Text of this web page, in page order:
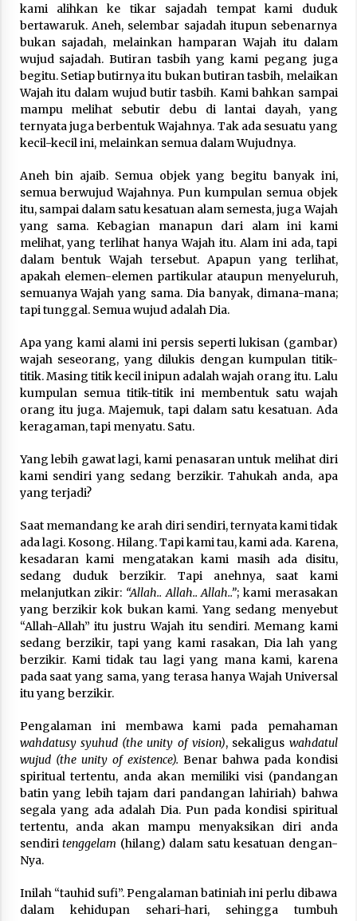
kami alihkan ke tikar sajadah tempat kami duduk
bertawaruk. Aneh, selembar sajadah itupun sebenarnya
bukan sajadah, melainkan hamparan Wajah itu dalam
wujud sajadah. Butiran tasbih yang kami pegang juga
begitu. Setiap butirnya itu bukan butiran tasbih, melaikan
Wajah itu dalam wujud butir tasbih. Kami bahkan sampai
mampu melihat sebutir debu di lantai dayah, yang
ternyata juga berbentuk Wajahnya. Tak ada sesuatu yang
kecil-kecil ini, melainkan semua dalam Wujudnya.
Aneh bin ajaib. Semua objek yang begitu banyak ini,
semua berwujud Wajahnya. Pun kumpulan semua objek
itu, sampai dalam satu kesatuan alam semesta, juga Wajah
yang sama. Kebagian manapun dari alam ini kami
melihat, yang terlihat hanya Wajah itu. Alam ini ada, tapi
dalam bentuk Wajah tersebut. Apapun yang terlihat,
apakah elemen-elemen partikular ataupun menyeluruh,
semuanya Wajah yang sama. Dia banyak, dimana-mana;
tapi tunggal. Semua wujud adalah Dia.
Apa yang kami alami ini persis seperti lukisan (gambar)
wajah seseorang, yang dilukis dengan kumpulan titik-
titik. Masing titik kecil inipun adalah wajah orang itu. Lalu
kumpulan semua titik-titik ini membentuk satu wajah
orang itu juga. Majemuk, tapi dalam satu kesatuan. Ada
keragaman, tapi menyatu. Satu.
Yang lebih gawat lagi, kami penasaran untuk melihat diri
kami sendiri yang sedang berzikir. Tahukah anda, apa
yang terjadi?
Saat memandang ke arah diri sendiri, ternyata kami tidak
ada lagi. Kosong. Hilang. Tapi kami tau, kami ada. Karena,
kesadaran kami mengatakan kami masih ada disitu,
sedang duduk berzikir. Tapi anehnya, saat kami
melanjutkan zikir: “Allah.. Allah.. Allah..”; kami merasakan
yang berzikir kok bukan kami. Yang sedang menyebut
“Allah-Allah” itu justru Wajah itu sendiri. Memang kami
sedang berzikir, tapi yang kami rasakan, Dia lah yang
berzikir. Kami tidak tau lagi yang mana kami, karena
pada saat yang sama, yang terasa hanya Wajah Universal
itu yang berzikir.
Pengalaman ini membawa kami pada pemahaman
wahdatusy syuhud (the unity of vision), sekaligus wahdatul
wujud (the unity of existence).Benar bahwa pada kondisi
spiritual tertentu, anda akan memiliki visi (pandangan
batin yang lebih tajam dari pandangan lahiriah) bahwa
segala yang ada adalah Dia. Pun pada kondisi spiritual
tertentu, anda akan mampu menyaksikan diri anda
sendiri tenggelam (hilang) dalam satu kesatuan dengan-
Nya.
Inilah “tauhid sufi”. Pengalaman batiniah ini perlu dibawa
dalam kehidupan sehari-hari, sehingga tumbuh